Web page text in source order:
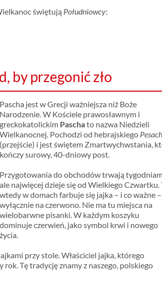
świętują Południowcy:
by przegonić zło
Pascha jest w Grecji ważniejsza niż Boże
Narodzenie. W Kościele prawosławnym i
greckokatolickim Paschato nazwa Niedzieli
Wielkanocnej. Pochodzi od hebrajskiego Pesach
(przejście) i jest świętem Zmartwychwstania,
kończy surowy, 40-dniowy post.
Przygotowania do obchodów trwają
ale najwięcej dzieje się od Wielkiego Czwartku.
wtedy w domach farbuje się jajka – i co ważne –
wyłącznie na czerwono. Nie ma tu miejsca na
wielobarwne pisanki. W każdym koszyku
dominuje czerwień, jako symbol krwi i nowego
życia.
przy stole. Właściciel jajka, którego
rok. Tę tradycję znamy z naszego, polskiego